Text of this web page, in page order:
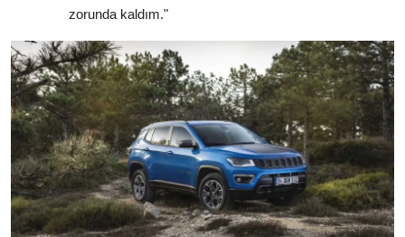
zorunda kaldım."